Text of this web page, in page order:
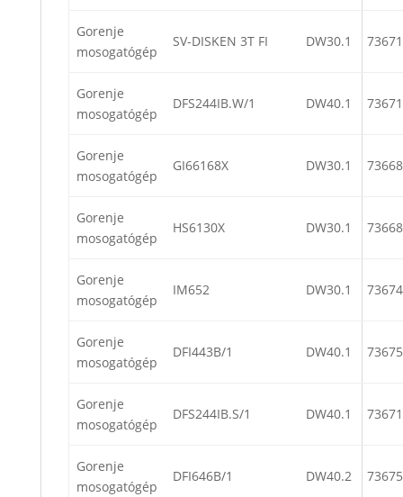
Gorenje
mosogatógép
SV-DISKEN 3T FI DW30.1
Gorenje
mosogatógép
DFS244IB.W/1 DW40.1
Gorenje
mosogatógép
GI66168X DW30.1
Gorenje
mosogatógép
HS6130X DW30.1
Gorenje
mosogatógép
IM652 DW30.1
Gorenje
mosogatógép
DFI443B/1 DW40.1
Gorenje
mosogatógép
DFS244IB.S/1 DW40.1
Gorenje
mosogatógép
DFI646B/1 DW40.2